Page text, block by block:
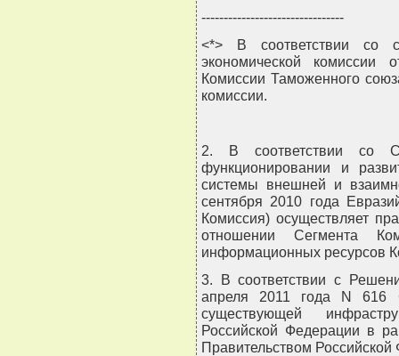
--------------------------------
<*> В соответствии со
экономической
Комиссии Таможенного
комиссии.
2. В соответствии со
функционировании и
системы внешней и
сентября 2010 года
Комиссия) осуществляет
отношении Сегмента
информационных ресурсов
3. В соответствии с
апреля 2011 года N 616
существующей
Российской Федерации в
Правительством